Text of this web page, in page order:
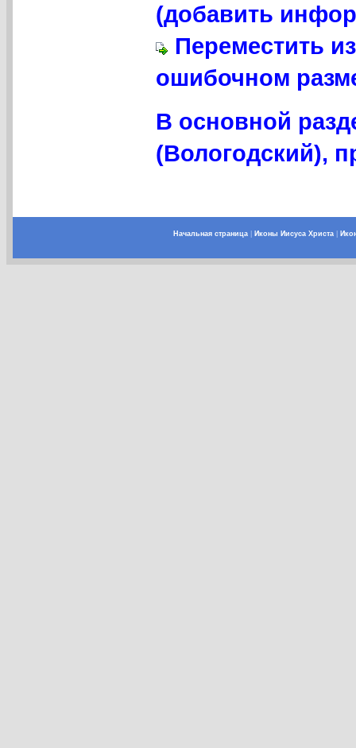
(добавить
Переместить
ошибочном
В основной
(Вологодский),
Начальная страница| Иконы Иисуса Христа|